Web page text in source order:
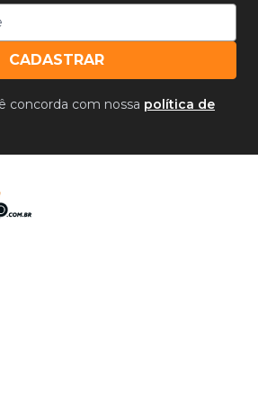
CADASTRAR
concorda com nossa política de